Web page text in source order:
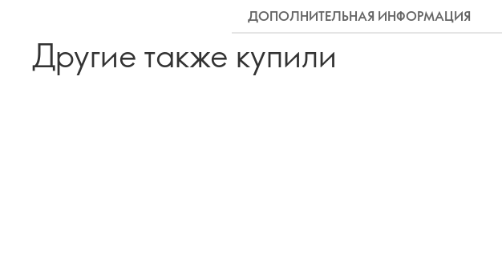
ДОПОЛНИТЕЛЬНАЯ ИНФОРМАЦИЯ
Другие также купили